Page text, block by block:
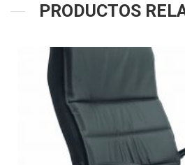
PRODUCTOS